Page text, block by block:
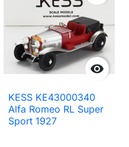

KESS KE43000340
Alfa Romeo RL Super
Sport 1927